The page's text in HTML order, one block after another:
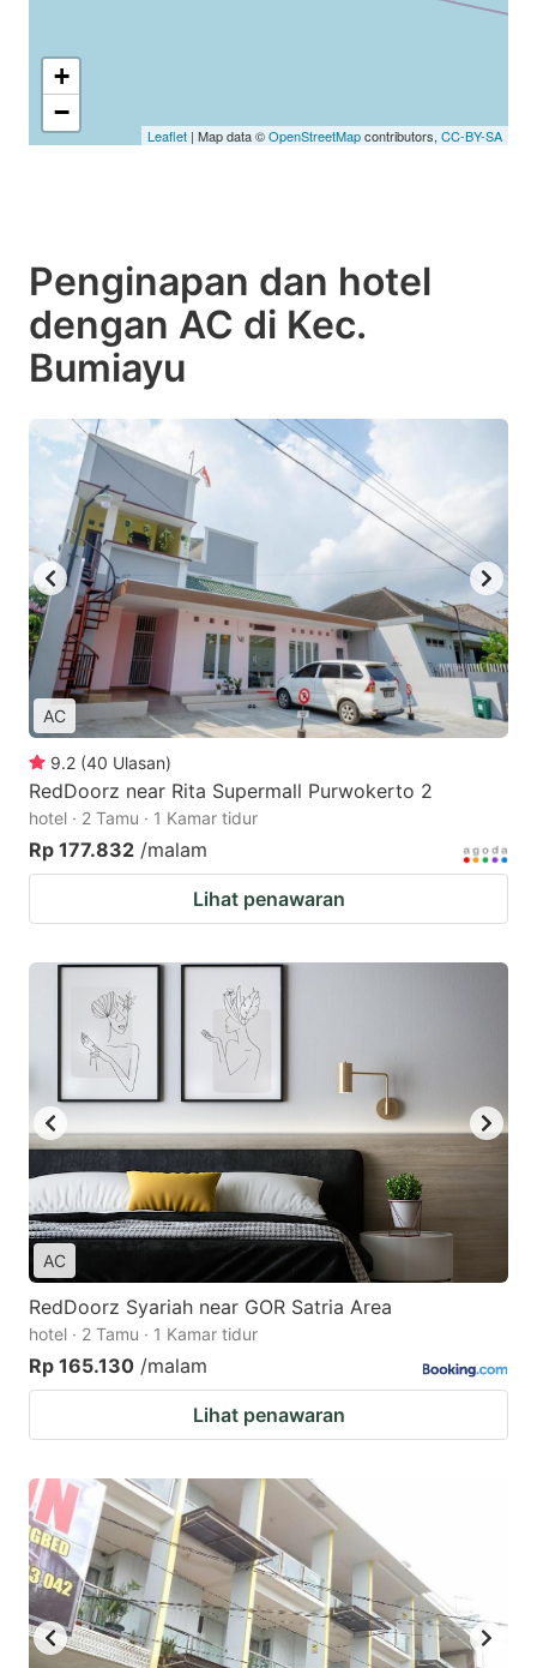
+
−
Leaflet | Map data ©OpenStreetMapcontributors, CC-BY-SA
Penginapan dan hotel
dengan AC di Kec.
Bumiayu
AC
9.2 (40 Ulasan)
RedDoorz near Rita Supermall Purwokerto 2
hotel · 2 Tamu · 1 Kamar tidur
Rp 177.832 /malam
Lihat penawaran
AC
RedDoorz Syariah near GOR Satria Area
hotel · 2 Tamu · 1 Kamar tidur
Rp 165.130 /malam
Lihat penawaran